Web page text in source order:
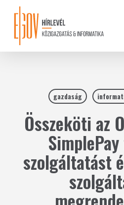
content
gazdaság
Összeköti az
szolgáltatást